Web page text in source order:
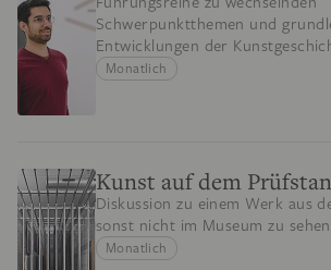
Schwerpunktthemen und
Entwicklungen der
Monatlich
Kunst auf dem
Diskussion zu einem Werk aus
sonst nicht im Museum zu
Monatlich